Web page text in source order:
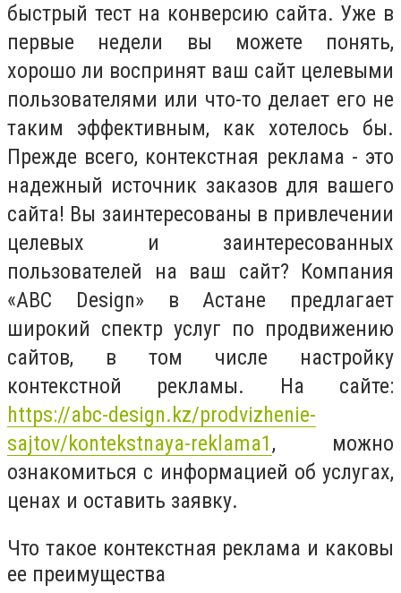
быстрый тест на конверсию сайта. Уже в
первые недели вы можете понять,
хорошо ли воспринят ваш сайт целевыми
пользователями или что-то делает его не
таким эффективным, как хотелось бы.
Прежде всего, контекстная реклама - это
надежный источник заказов для вашего
сайта! Вы заинтересованы в привлечении
целевых и заинтересованных
пользователей на ваш сайт? Компания
«ABC Design» в Астане предлагает
широкий спектр услуг по продвижению
сайтов, в том числе настройку
контекстной рекламы. На сайте:
https://abc-design.kz/prodvizhenie-
sajtov/kontekstnaya-reklama1 , можно
ознакомиться с информацией об услугах,
ценах и оставить заявку.
Что такое контекстная реклама и каковы
ее преимущества